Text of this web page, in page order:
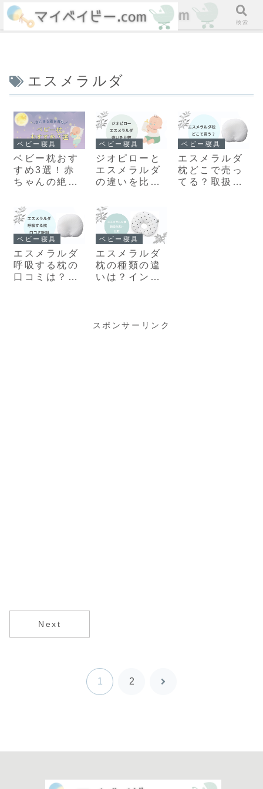
エスメラルダ
ベビー寝具
ベビー枕おす
すめ3選！赤
ちゃんの絶壁
に悩むママ必
見
ベビー寝具
ジオピローと
エスメラルダ
の違いを比
いいが現役マ
マ解説
ベビー寝具
エスメラルダ
枕どこで売っ
てる？取扱店
ベビー寝具
エスメラルダ
呼吸する枕の
口コミは？子
ベビー寝具
エスメラルダ
枕の種類の違
いは？インサ
スポンサーリンク
Next
1 2
次
ホーム 検索